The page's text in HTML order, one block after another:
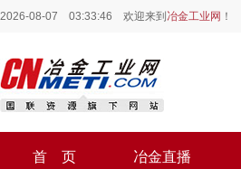
2026-08-07 03:33:46 欢迎来到 冶金工业网 ！
首 页 冶金直播